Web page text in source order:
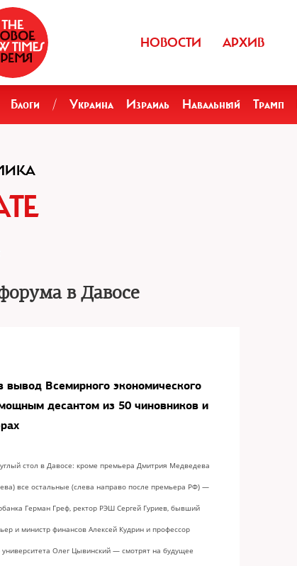
НОВОСТИ АРХИВ
Блоги / Украина Израиль Навальный Трамп
в Давосе
Всемирного экономического
десантом из 50 чиновников и
стол в Давосе: кроме премьера Дмитрия Медведева
все остальные (слева направо после премьера РФ) —
Герман Греф, ректор РЭШ Сергей Гуриев, бывший
и министр финансов Алексей Кудрин и профессор
университета Олег Цывинский — смотрят на будущее